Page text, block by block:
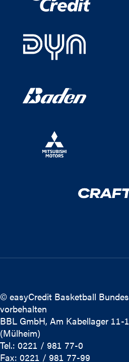
© easyCredit Basketball
vorbehalten
BBL GmbH, Am Kabellager 11-
(Mülheim)
Tel.: 0221 / 981 77-0
Fax: 0221 / 981 77-99